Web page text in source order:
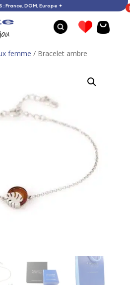
: France, DOM, Europe ✦
femme / Bracelet ambre
a
plusieurs
variations.